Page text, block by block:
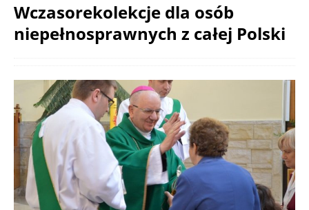
Wczasorekolekcje dla osób
niepełnosprawnych z całej Polski